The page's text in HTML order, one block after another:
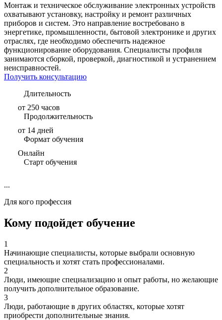
Монтаж и техническое обслуживание электронных устройств
охватывают установку, настройку и ремонт различных
приборов и систем. Это направление востребовано в
энергетике, промышленности, бытовой электронике и других
отраслях, где необходимо обеспечить надежное
функционирование оборудования. Специалисты профиля
занимаются сборкой, проверкой, диагностикой и устранением
неисправностей.
Получить консультацию
Длительность
от 250 часов
Продолжительность
от 14 дней
Формат обучения
Онлайн
Старт обучения
...
Для кого профессия
Кому подойдет обучение
1
Начинающие специалисты, которые выбрали основную
специальность и хотят стать профессионалами.
2
Люди, имеющие специализацию и опыт работы, но желающие
получить дополнительное образование.
3
Люди, работающие в других областях, которые хотят
приобрести дополнительные знания.